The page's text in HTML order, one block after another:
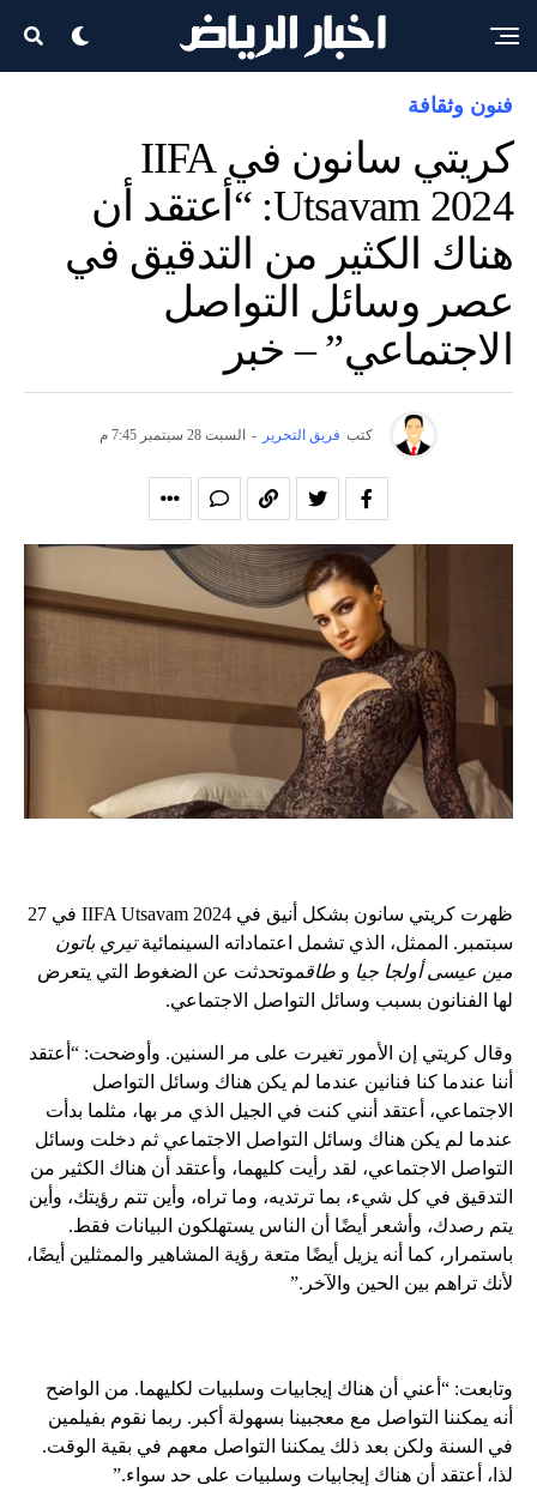
فنون وثقافة
كريتي سانون في IIFA
Utsavam 2024: “أعتقد أن
هناك الكثير من التدقيق في
عصر وسائل التواصل
الاجتماعي” – خبر
كتب فريق التحرير - السبت 28 سبتمبر 7:45 م
ظهرت كريتي سانون بشكل أنيق في IIFA Utsavam 2024 في 27
سبتمبر. الممثل، الذي تشمل اعتماداته السينمائيةتيري باتون
مين عيسى أولجا جيا و طاقموتحدثت عن الضغوط التي يتعرض
لها الفنانون بسبب وسائل التواصل الاجتماعي.
وقال كريتي إن الأمور تغيرت على مر السنين. وأوضحت: “أعتقد
أننا عندما كنا فنانين عندما لم يكن هناك وسائل التواصل
الاجتماعي، أعتقد أنني كنت في الجيل الذي مر بها، مثلما بدأت
عندما لم يكن هناك وسائل التواصل الاجتماعي ثم دخلت وسائل
التواصل الاجتماعي، لقد رأيت كليهما، وأعتقد أن هناك الكثير من
التدقيق في كل شيء، بما ترتديه، وما تراه، وأين تتم رؤيتك، وأين
يتم رصدك، وأشعر أيضًا أن الناس يستهلكون البيانات فقط.
باستمرار، كما أنه يزيل أيضًا متعة رؤية المشاهير والممثلين أيضًا،
لأنك تراهم بين الحين والآخر.”
وتابعت: “أعني أن هناك إيجابيات وسلبيات لكليهما. من الواضح
أنه يمكننا التواصل مع معجبينا بسهولة أكبر. ربما نقوم بفيلمين
في السنة ولكن بعد ذلك يمكننا التواصل معهم في بقية الوقت.
لذا، أعتقد أن هناك إيجابيات وسلبيات على حد سواء.”